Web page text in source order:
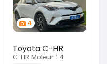
4
Toyota C-HR
C-HR Moteur 1.4